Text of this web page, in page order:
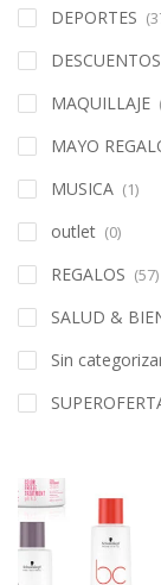
DEPORTES
MAQUILLAJE
MAYO
MUSICA (1)
outlet (0)
REGALOS (57)
SALUD &
Sin